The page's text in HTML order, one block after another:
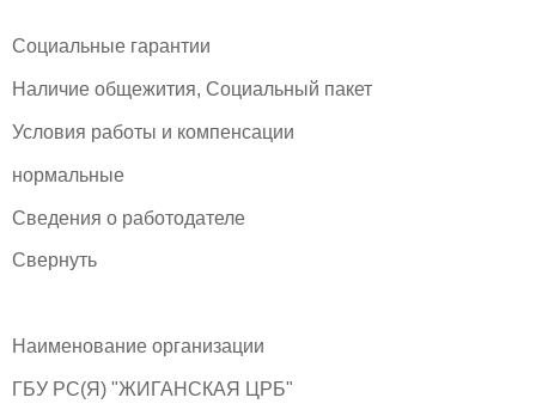
Социальные гарантии
Наличие общежития, Социальный пакет
Условия работы и компенсации
нормальные
Сведения о работодателе
Свернуть
Наименование организации
ГБУ РС(Я) "ЖИГАНСКАЯ ЦРБ"